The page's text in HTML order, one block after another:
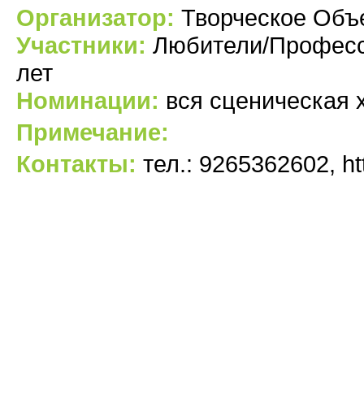
Организатор: Творческое
Участники: Любители/
лет
Номинации: вся сценическая
Примечание:
Контакты: тел.: 9265362602,